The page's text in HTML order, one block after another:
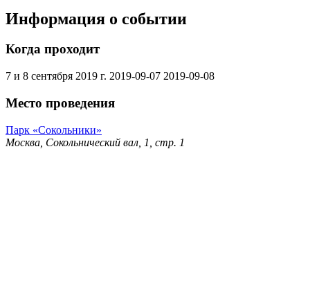
Информация о событии
Когда проходит
7 и 8 сентября 2019 г. 2019-09-07 2019-09-08
Место проведения
Парк «Сокольники»
Москва, Сокольнический вал, 1, стр. 1